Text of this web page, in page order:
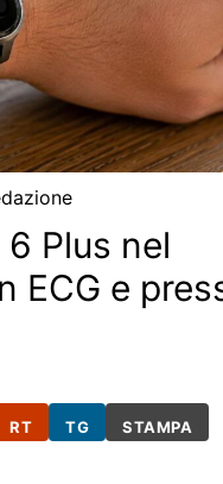
Plus nel
ECG e
RT TG STAMPA